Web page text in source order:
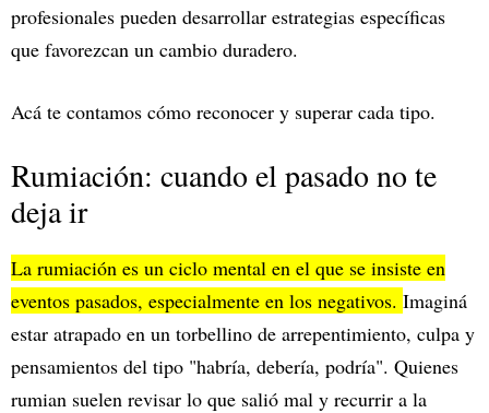
profesionales pueden desarrollar estrategias específicas
que favorezcan un cambio duradero.
Acá te contamos cómo reconocer y superar cada tipo.
Rumiación: cuando el pasado no te
deja ir
La rumiación es un ciclo mental en el que se insiste en
eventos pasados, especialmente en los negativos. Imaginá
estar atrapado en un torbellino de arrepentimiento, culpa y
pensamientos del tipo "habría, debería, podría". Quienes
rumian suelen revisar lo que salió mal y recurrir a la